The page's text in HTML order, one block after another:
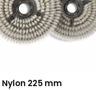
225 mm